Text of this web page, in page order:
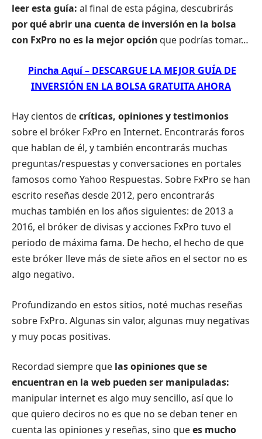
leer esta guía: al final de esta página, descubrirás
por qué abrir una cuenta de inversión en la bolsa
con FxPro no es la mejor opciónque podrías tomar…
Pincha Aquí – DESCARGUE LA MEJOR GUÍA DE
INVERSIÓN EN LA BOLSA GRATUITA AHORA
Hay cientos decríticas, opiniones y testimonios
sobre el bróker FxPro en Internet. Encontrarás foros
que hablan de él, y también encontrarás muchas
preguntas/respuestas y conversaciones en portales
famosos como Yahoo Respuestas. Sobre FxPro se han
escrito reseñas desde 2012, pero encontrarás
muchas también en los años siguientes: de 2013 a
2016, el bróker de divisas y acciones FxPro tuvo el
periodo de máxima fama. De hecho, el hecho de que
este bróker lleve más de siete años en el sector no es
algo negativo.
Profundizando en estos sitios, noté muchas reseñas
sobre FxPro. Algunas sin valor, algunas muy negativas
y muy pocas positivas.
Recordad siempre que las opiniones que se
encuentran en la web pueden ser manipuladas:
manipular internet es algo muy sencillo, así que lo
que quiero deciros no es que no se deban tener en
cuenta las opiniones y reseñas, sino quees mucho